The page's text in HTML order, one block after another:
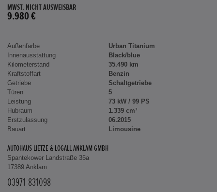
MWST. NICHT AUSWEISBAR
9.980 €
Außenfarbe
Urban Titanium
Innenausstattung
Black/blue
Kilometerstand
35.490 km
Kraftstoffart
Benzin
Getriebe
Schaltgetriebe
Türen
5
Leistung
73 kW / 99 PS
Hubraum
1.339 cm³
Erstzulassung
06.2015
Bauart
Limousine
AUTOHAUS LIETZE & LOGALL ANKLAM GMBH
Spantekower Landstraße 35a
17389 Anklam
03971-831098